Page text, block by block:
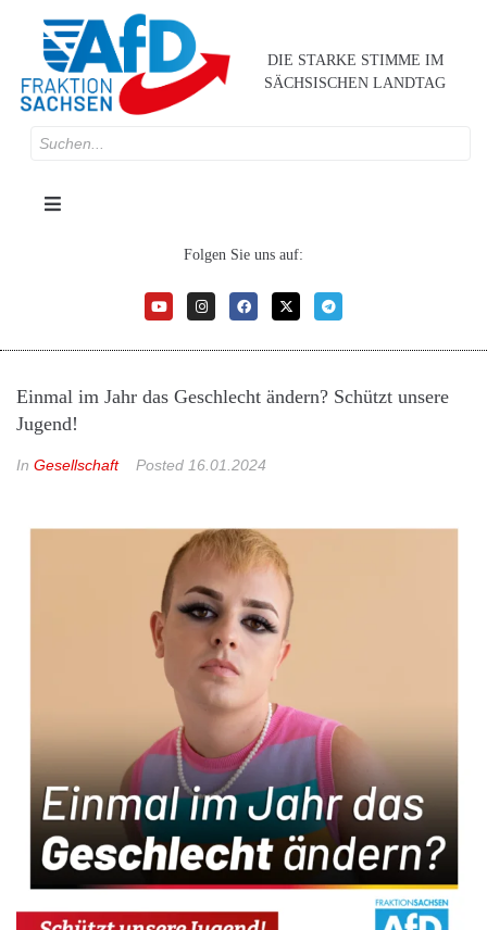
DIE STARKE STIMME IM
SÄCHSISCHEN LANDTAG
Folgen Sie uns auf:
Einmal im Jahr das Geschlecht ändern? Schützt unsere
Jugend!
In Gesellschaft Posted 16.01.2024